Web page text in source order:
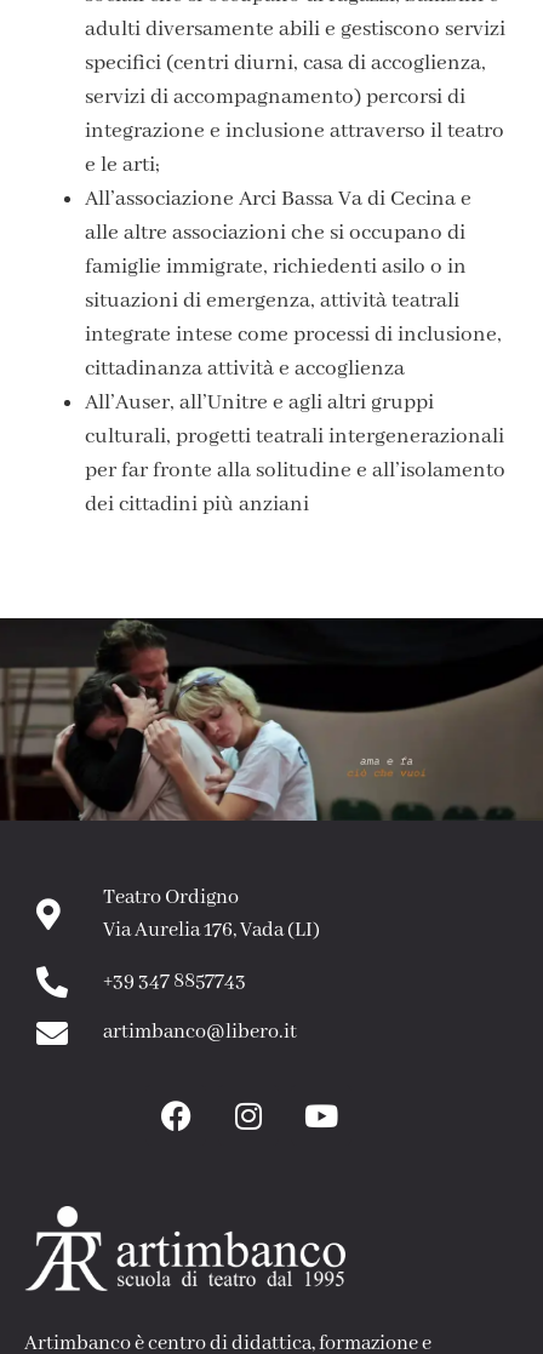
adulti diversamente abili e gestiscono servizi
specifici (centri diurni, casa di accoglienza,
servizi di accompagnamento) percorsi di
integrazione e inclusione attraverso il teatro
e le arti;
All’associazione Arci Bassa Va di Cecina e
alle altre associazioniche si occupano di
famiglie immigrate, richiedenti asilo o in
situazioni di emergenza, attività teatrali
integrate intese come processi di inclusione,
cittadinanza attività e accoglienza
All’Auser, all’Unitre e agli altri gruppi
culturali, progetti teatrali intergenerazionali
per far fronte alla solitudine e all’isolamento
dei cittadini più anziani
Artimbanco è centro di didattica, formazione e
Teatro Ordigno
Via Aurelia 176, Vada (LI)
+39 347 8857743
artimbanco@libero.it